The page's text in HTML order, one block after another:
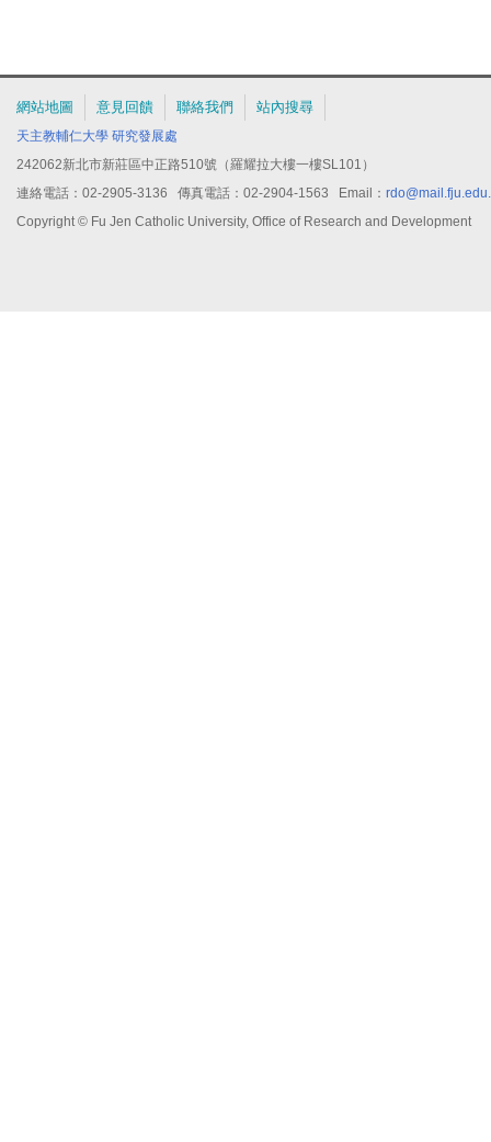
網站地圖 意見回饋 聯絡我們 站內搜尋
天主教輔仁大學 研究發展處
242062新北市新莊區中正路510號（羅耀拉大樓一樓SL101）
連絡電話：02-2905-3136 傳真電話：02-2904-1563 Email：
Copyright © Fu Jen Catholic University, Office of Research and Development